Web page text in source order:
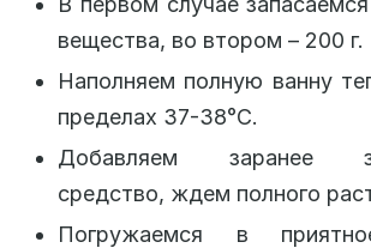
вещества, во втором – 200 г.
Наполняем полную ванну
пределах 37-38°С.
Добавляем заранее
средство, ждем полного
Погружаемся в